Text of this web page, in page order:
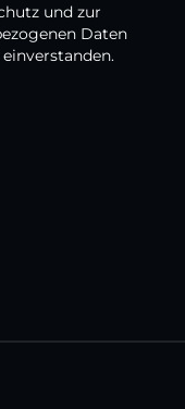
und zur
Daten